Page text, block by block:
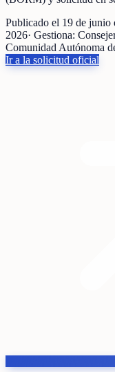
Publicado el 19 de junio
2026· Gestiona:
Comunidad Autónoma
Ir a la solicitud oficial